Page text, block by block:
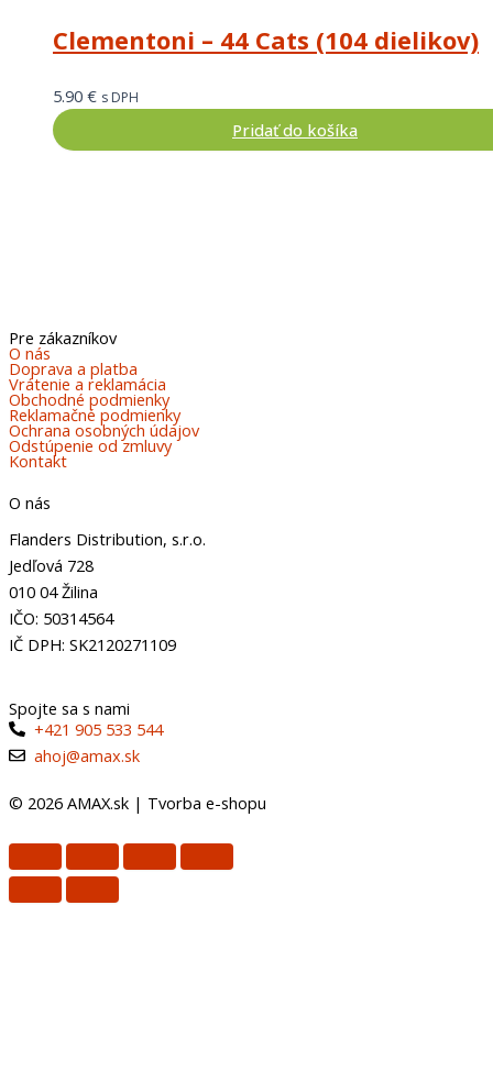
Clementoni – 44 Cats (104 dielikov)
5.90 € s DPH
Pridať do košíka
Pre zákazníkov
O nás
Doprava a platba
Vrátenie a reklamácia
Obchodné podmienky
Reklamačné podmienky
Ochrana osobných údajov
Odstúpenie od zmluvy
Kontakt
O nás
Flanders Distribution, s.r.o.
Jedľová 728
010 04 Žilina
IČO: 50314564
IČ DPH: SK2120271109
Spojte sa s nami
+421 905 533 544
ahoj@amax.sk
© 2026 AMAX.sk | Tvorba e-shopu